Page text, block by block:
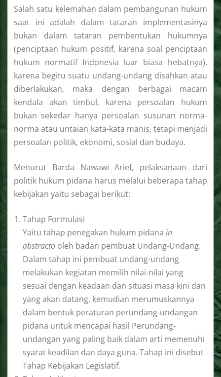
Salah satu kelemahan dalam pembangunan hukum
saat ini adalah dalam tataran implementasinya
bukan dalam tataran pembentukan hukumnya
(penciptaan hukum positif, karena soal penciptaan
hukum normatif Indonesia luar biasa hebatnya),
karena begitu suatu undang-undang disahkan atau
diberlakukan, maka dengan berbagai macam
kendala akan timbul, karena persoalan hukum
bukan sekedar hanya persoalan susunan norma-
norma atau untaian kata-kata manis, tetapi menjadi
persoalan politik, ekonomi, sosial dan budaya.
Menurut Barda Nawawi Arief, pelaksanaan dari
politik hukum pidana harus melalui beberapa tahap
kebijakan yaitu sebagai berikut:
Tahap Formulasi
Yaitu tahap penegakan hukum pidana in
abstracto oleh badan pembuat Undang-Undang.
Dalam tahap ini pembuat undang-undang
melakukan kegiatan memilih nilai-nilai yang
sesuai dengan keadaan dan situasi masa kini dan
yang akan datang, kemudian merumuskannya
dalam bentuk peraturan perundang-undangan
pidana untuk mencapai hasil Perundang-
undangan yang paling baik dalam arti memenuhi
syarat keadilan dan daya guna. Tahap ini disebut
Tahap Kebijakan Legislatif.